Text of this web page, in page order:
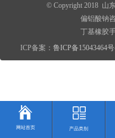
© Copyright 2018 山
偏铝酸钠
丁基橡胶
ICP备案： 鲁ICP备15043464
网站首页 产品类别